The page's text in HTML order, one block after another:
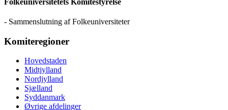
- Sammenslutning af Folkeuniversiteter
Komiteregioner
Hovedstaden
Midtjylland
Nordjylland
Sjælland
Syddanmark
Øvrige afdelinger